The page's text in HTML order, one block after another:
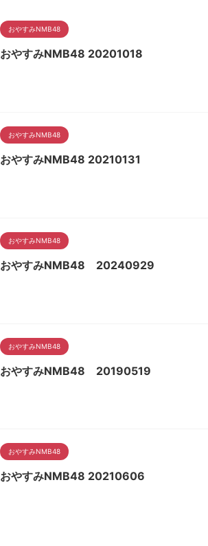
おやすみNMB48
おやすみNMB48 20201018
おやすみNMB48
おやすみNMB48 20210131
おやすみNMB48
おやすみNMB48 20240929
おやすみNMB48
おやすみNMB48 20190519
おやすみNMB48
おやすみNMB48 20210606